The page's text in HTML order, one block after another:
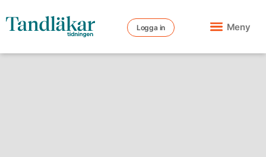
Logga in Meny